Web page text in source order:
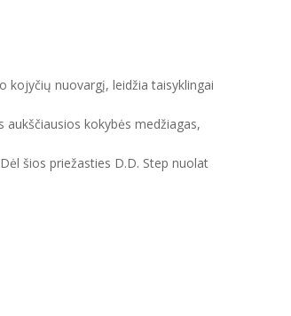
kojyčių nuovargį, leidžia taisyklingai
kokybės medžiagas,
šios priežasties D.D. Step nuolat